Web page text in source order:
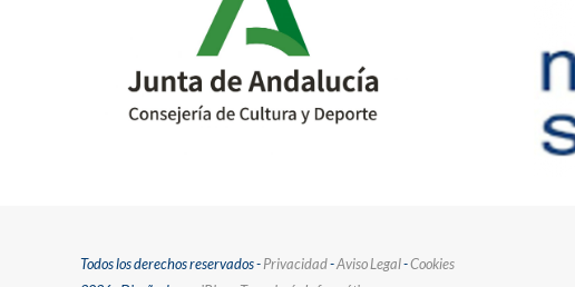
Todos los derechos reservados -Privacidad-Aviso Legal-Cookies